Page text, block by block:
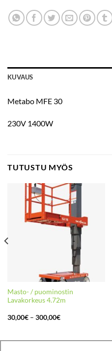
KUVAUS
Metabo MFE 30
230V 1400W
TUTUSTU MYÖS
Masto- / puominostin
Lavakorkeus 4.72m
30,00€ – 300,00€Hintaluokka: